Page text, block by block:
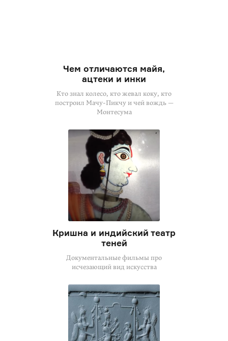
Чем отличаются майя,
ацтеки и инки
Кто знал колесо, кто жевал коку, кто
построил Мачу-Пикчу и чей вождь —
Монтесума
Кришна и индийский театр
теней
Документальные фильмы про
исчезающий вид искусства